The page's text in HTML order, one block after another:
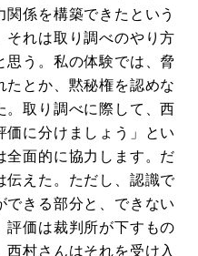
係を構築できたという
それは取り調べのやり方
思う。私の体験では、脅
たとか、黙秘権を認めな
。取り調べに際して、西
価に分けましょう」とい
全面的に協力します。だ
伝えた。ただし、認識で
できる部分と、できない
評価は裁判所が下すもの
村さんはそれを受け入